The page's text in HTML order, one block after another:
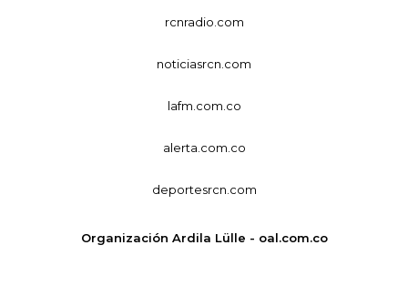
rcnradio.com
noticiasrcn.com
lafm.com.co
alerta.com.co
deportesrcn.com
Organización Ardila Lülle - oal.com.co